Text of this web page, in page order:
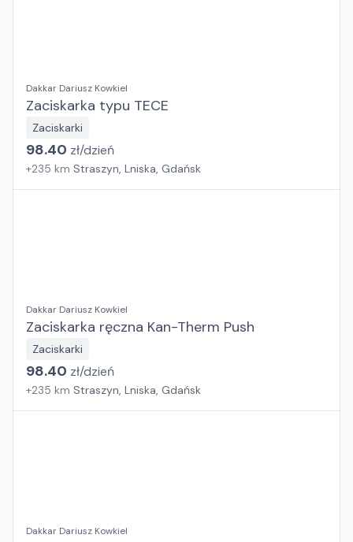
Dakkar Dariusz Kowkiel
Zaciskarka typu TECE
Zaciskarki
98.40 zł/dzień
+235 km Straszyn, Lniska, Gdańsk
Dakkar Dariusz Kowkiel
Zaciskarka ręczna Kan-Therm Push
Zaciskarki
98.40 zł/dzień
+235 km Straszyn, Lniska, Gdańsk
Dakkar Dariusz Kowkiel